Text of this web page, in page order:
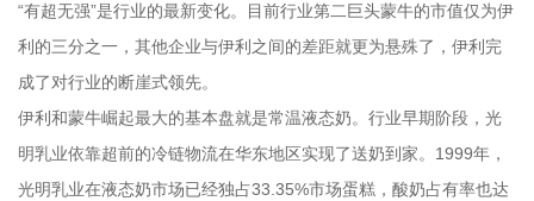
“有超无强”是行业的最新变化。目前行业第二巨头蒙牛的市值仅为伊
利的三分之一，其他企业与伊利之间的差距就更为悬殊了，伊利完
成了对行业的断崖式领先。
伊利和蒙牛崛起最大的基本盘就是常温液态奶。行业早期阶段，光
明乳业依靠超前的冷链物流在华东地区实现了送奶到家。1999年，
光明乳业在液态奶市场已经独占33.35%市场蛋糕，酸奶占有率也达